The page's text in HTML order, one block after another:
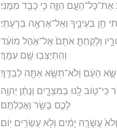
הַזֶּ֑ה כִּ֥י כָבֵ֖ד מִמֶּֽנִּי׃
חֵ֖ן בְּעֵינֶ֑יךָ וְאַל־אֶרְאֶ֖ה בְּרָעָתִֽי׃
וְלָקַחְתָּ֤ אֹתָם֙ אֶל־אֹ֣הֶל מוֹעֵ֔ד
וְהִֽתְיַצְּב֥וּ שָׁ֖ם עִמָּֽךְ׃
הָעָ֔ם וְלֹא־תִשָּׂ֥א אַתָּ֖ה לְבַדֶּֽךָ׃
לָ֖נוּ בְּמִצְרָ֑יִם וְנָתַ֨ן יְהוָ֥ה
לָכֶ֛ם בָּשָׂ֖ר וַאֲכַלְתֶּֽם׃
עֲשָׂרָ֣ה יָמִ֔ים וְלֹ֖א עֶשְׂרִ֥ים יֽוֹם׃